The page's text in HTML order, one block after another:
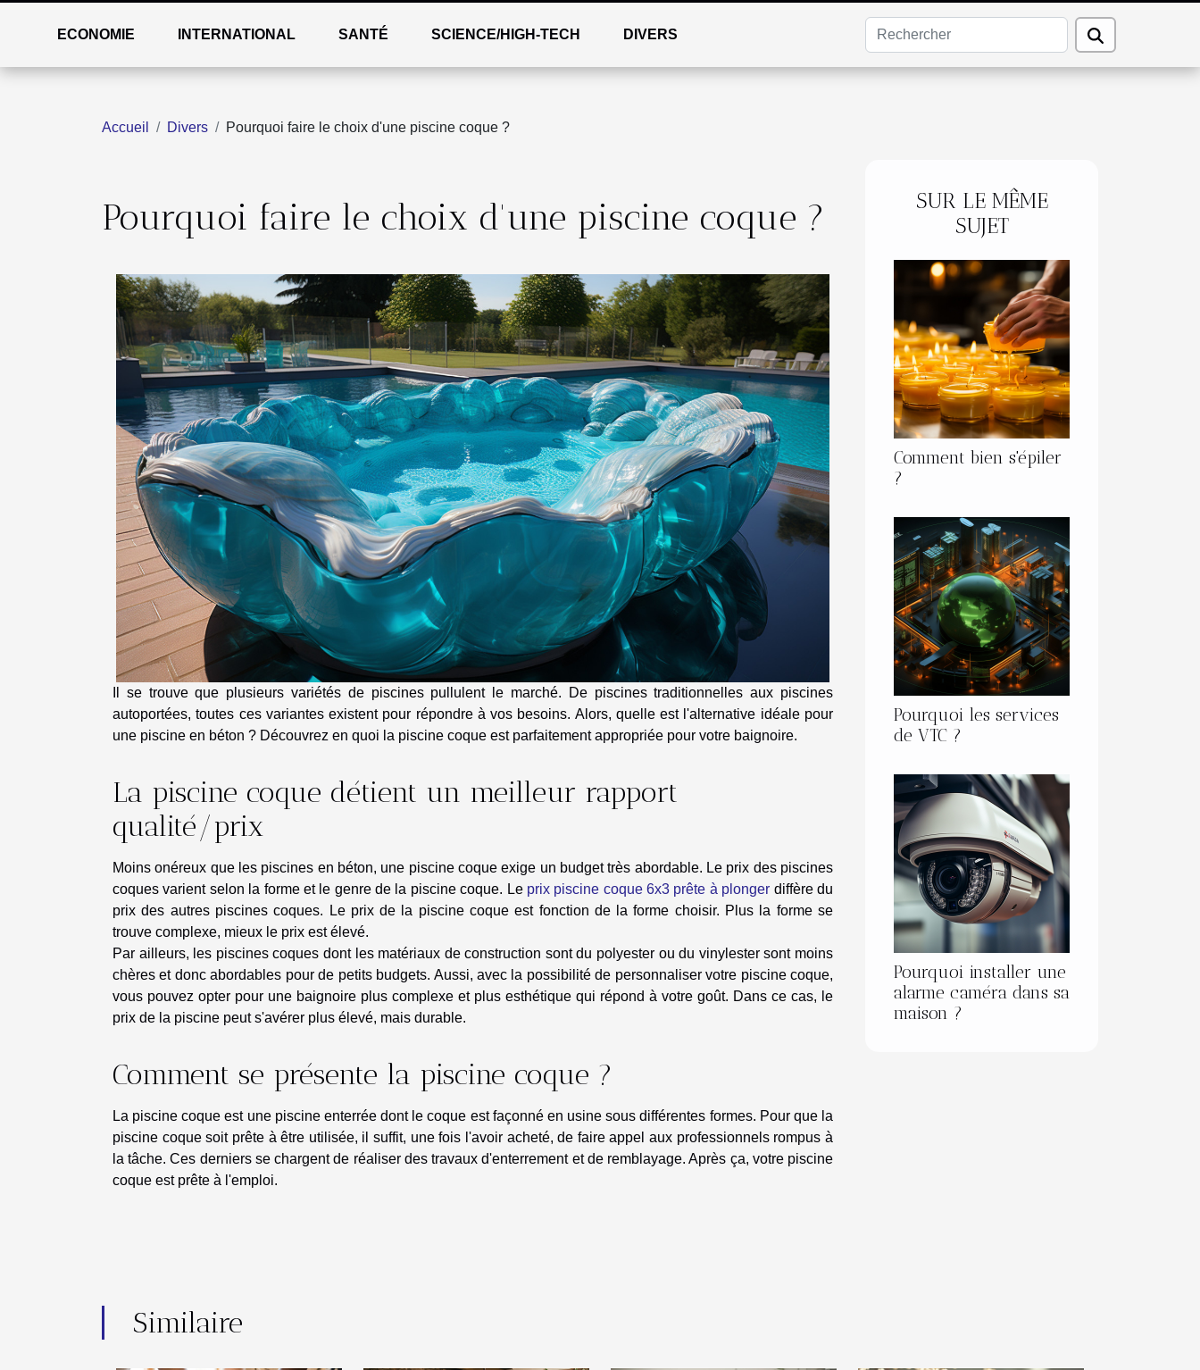
ECONOMIE INTERNATIONAL SANTÉ SCIENCE/HIGH-TECH DIVERS
Accueil Divers Pourquoi faire le choix d'une piscine coque ?
Pourquoi faire le choix d'une piscine coque ?
Il se trouve que plusieurs variétés de piscines pullulent le marché. De piscines traditionnelles aux piscines
autoportées, toutes ces variantes existent pour répondre à vos besoins. Alors, quelle est l'alternative idéale pour
une piscine en béton ? Découvrez en quoi la piscine coque est parfaitement appropriée pour votre baignoire.
La piscine coque détient un meilleur rapport
qualité/prix
Moins onéreux que les piscines en béton, une piscine coque exige un budget très abordable. Le prix des piscines
coques varient selon la forme et le genre de la piscine coque. Le prix piscine coque 6x3 prête à plonger diffère du
prix des autres piscines coques. Le prix de la piscine coque est fonction de la forme choisir. Plus la forme se
trouve complexe, mieux le prix est élevé.
Par ailleurs, les piscines coques dont les matériaux de construction sont du polyester ou du vinylester sont moins
chères et donc abordables pour de petits budgets. Aussi, avec la possibilité de personnaliser votre piscine coque,
vous pouvez opter pour une baignoire plus complexe et plus esthétique qui répond à votre goût. Dans ce cas, le
prix de la piscine peut s'avérer plus élevé, mais durable.
Comment se présente la piscine coque ?
La piscine coque est une piscine enterrée dont le coque est façonné en usine sous différentes formes. Pour que la
piscine coque soit prête à être utilisée, il suffit, une fois l'avoir acheté, de faire appel aux professionnels rompus à
la tâche. Ces derniers se chargent de réaliser des travaux d'enterrement et de remblayage. Après ça, votre piscine
coque est prête à l'emploi.
SUR LE MÊME
SUJET
Comment bien s'épiler
?
Pourquoi les services
de VTC ?
Pourquoi installer une
alarme caméra dans sa
maison ?
Similaire